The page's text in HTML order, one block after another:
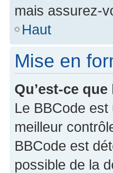
mais assurez-
Haut
Mise en
Qu’est-ce
Le BBCode est
meilleur
BBCode est
possible de la